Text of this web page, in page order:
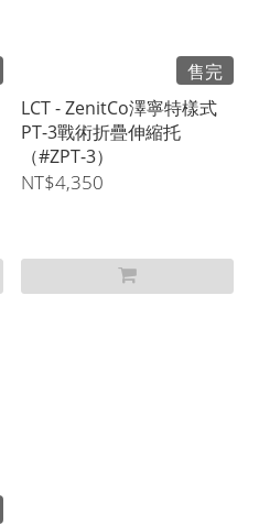
售完
LCT - ZenitCo澤寧特樣式
PT-3戰術折疊伸縮托
（#ZPT-3）
NT$4,350